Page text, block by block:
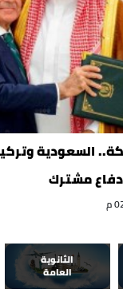
السعودية
مشترك
الثانوية
العامة